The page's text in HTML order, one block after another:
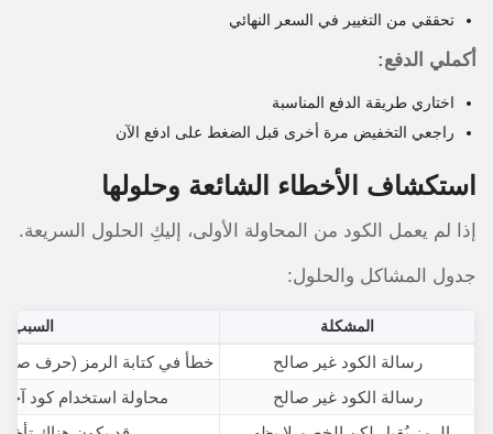
تحققي من التغيير في السعر النهائي
أكملي الدفع:
اختاري طريقة الدفع المناسبة
راجعي التخفيض مرة أخرى قبل الضغط على ادفع الآن
استكشاف الأخطاء الشائعة وحلولها
إذا لم يعمل الكود من المحاولة الأولى، إليكِ الحلول السريعة.
جدول المشاكل والحلول:
المشكلة السبب
رسالة الكود غير صالح
خطأ في كتابة الرمز (حرف صغير
رسالة الكود غير صالح
محاولة استخدام كود